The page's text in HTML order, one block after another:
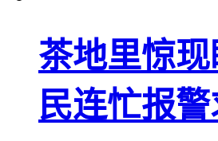
茶地里惊
民连忙报